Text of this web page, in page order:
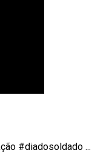
#diadosoldado ...